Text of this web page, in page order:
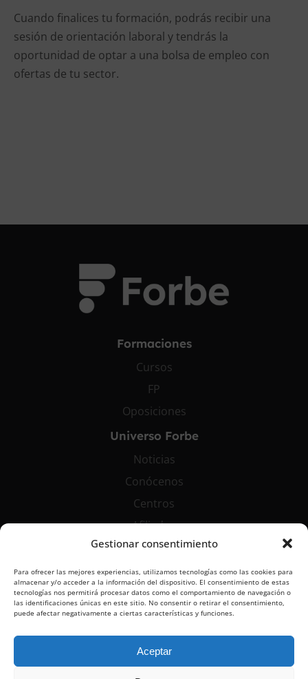
Gestionar consentimiento
Para ofrecer las mejores experiencias, utilizamos tecnologías como las cookies para
almacenar y/o acceder a la información del dispositivo. El consentimiento de estas
tecnologías nos permitirá procesar datos como el comportamiento de navegación o
las identificaciones únicas en este sitio. No consentir o retirar el consentimiento,
puede afectar negativamente a ciertas características y funciones.
Aceptar
Cuando finalices tu formación, podrás recibir una
sesión de orientación laboral y tendrás la
oportunidad de optar a una bolsa de empleo con
ofertas de tu sector.
Formaciones
Cursos
FP
Oposiciones
Universo Forbe
Noticias
Conócenos
Centros
Afiliados
Contáctanos
info@grupoforbe.com
900 10 20 68
Aviso Legal